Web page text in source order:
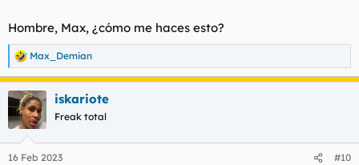
Hombre, Max, ¿cómo me haces esto?
R
e
a
c
c
i
Max_Demian
iskariote
Freak total
16 Feb 2023 #10